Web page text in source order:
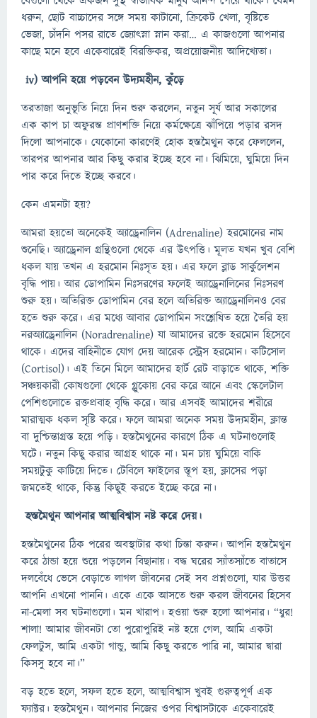
ধরুন, ছোট বাচ্চাদের সঙ্গে সময় কাটানো, ক্রিকেট খেলা, বৃষ্টিতে
ভেজা, চাঁদনি পসর রাতে জ্যোৎস্না স্নান করা… এ কাজগুলো আপনার
কাছে মনে হবে একেবারেই বিরক্তিকর, অপ্রয়োজনীয় আদিখ্যেতা।
iv)আপনি হয়ে পড়বেন উদ্যমহীন,কুঁড়ে
তরতাজা অনুভূতি নিয়ে দিন শুরু করলেন, নতুন সূর্য আর সকালের
এক কাপ চা অফুরন্ত প্রাণশক্তি নিয়ে কর্মক্ষেত্রে ঝাঁপিয়ে পড়ার রসদ
দিলো আপনাকে। যেকোনো কারণেই হোক হস্তমৈথুন করে ফেললেন,
তারপর আপনার আর কিছু করার ইচ্ছে হবে না। ঝিমিয়ে, ঘুমিয়ে দিন
পার করে দিতে ইচ্ছে করবে।
কেন এমনটা হয়?
আমরা হয়তো অনেকেই অ্যাড্রেনালিন (Adrenaline) হরমোনের নাম
শুনেছি। অ্যাড্রেনাল গ্রন্থিগুলো থেকে এর উৎপত্তি। মূলত যখন খুব বেশি
ধকল যায় তখন এ হরমোন নিঃসৃত হয়। এর ফলে ব্লাড সার্কুলেশন
বৃদ্ধি পায়। আর ডোপামিন নিঃসরণের ফলেই অ্যাড্রেনালিনের নিঃসরণ
শুরু হয়। অতিরিক্ত ডোপামিন বের হলে অতিরিক্ত অ্যাড্রেনালিনও বের
হতে শুরু করে। এর মধ্যে আবার ডোপামিন সংশ্লেষিত হয়ে তৈরি হয়
নরঅ্যাড্রেনালিন (Noradrenaline) যা আমাদের রক্তে হরমোন হিসেবে
থাকে। এদের বাহিনীতে যোগ দেয় আরেক স্ট্রেস হরমোন। কটিসোল
(Cortisol)। এই তিনে মিলে আমাদের হার্ট রেট বাড়াতে থাকে, শক্তি
সঞ্চয়কারী কোষগুলো থেকে গ্লুকোয় বের করে আনে এবং স্কেলেটাল
পেশিগুলোতে রক্তপ্রবাহ বৃদ্ধি করে। আর এসবই আমাদের শরীরে
মারাত্মক ধকল সৃষ্টি করে। ফলে আমরা অনেক সময় উদ্যমহীন, ক্লান্ত
বা দুশ্চিন্তাগ্রস্ত হয়ে পড়ি। হস্তমৈথুনের কারণে ঠিক এ ঘটনাগুলোই
ঘটে। নতুন কিছু করার আগ্রহ থাকে না। মন চায় ঘুমিয়ে বাকি
সময়টুকু কাটিয়ে দিতে। টেবিলে ফাইলের স্তূপ হয়, ক্লাসের পড়া
জমতেই থাকে, কিন্তু কিছুই করতে ইচ্ছে করে না।
হস্তমৈথুন আপনার আত্মবিশ্বাস নষ্ট করে দেয়।
হস্তমৈথুনের ঠিক পরের অবস্থাটার কথা চিন্তা করুন। আপনি হস্তমৈথুন
করে ঠান্ডা হয়ে শুয়ে পড়লেন বিছানায়। বদ্ধ ঘরের স্যাঁতস্যাঁতে বাতাসে
দলবেঁধে ভেসে বেড়াতে লাগল জীবনের সেই সব প্রশ্নগুলো, যার উত্তর
আপনি এখনো পাননি। একে একে আসতে শুরু করল জীবনের হিসেব
না-মেলা সব ঘটনাগুলো। মন খারাপ। হওয়া শুরু হলো আপনার। “ধুর!
শালা! আমার জীবনটা তো পুরোপুরিই নষ্ট হয়ে গেল, আমি একটা
ফেলটুস, আমি একটা গান্ডু, আমি কিছু করতে পারি না, আমার দ্বারা
কিসসু হবে না।”
বড় হতে হলে, সফল হতে হলে, আত্মবিশ্বাস খুবই গুরুত্বপূর্ণ এক
ফ্যাক্টর। হস্তমৈথুন। আপনার নিজের ওপর বিশ্বাসটাকে একেবারেই